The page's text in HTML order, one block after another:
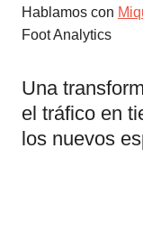
Hablamos con
Foot Analytics
Una
el tráfico en
los nuevos